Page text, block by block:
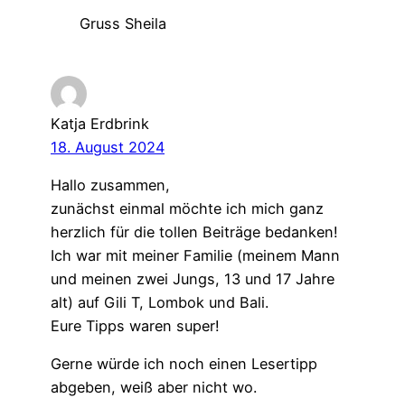
Gruss Sheila
Katja Erdbrink
18. August 2024
Hallo zusammen,
zunächst einmal möchte ich mich ganz
herzlich für die tollen Beiträge bedanken!
Ich war mit meiner Familie (meinem Mann
und meinen zwei Jungs, 13 und 17 Jahre
alt) auf Gili T, Lombok und Bali.
Eure Tipps waren super!
Gerne würde ich noch einen Lesertipp
abgeben, weiß aber nicht wo.